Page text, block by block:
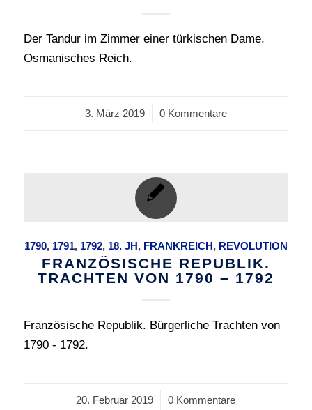
Der Tandur im Zimmer einer türkischen Dame.
Osmanisches Reich.
3. März 2019
/ 0 Kommentare
1790, 1791, 1792, 18. JH, FRANKREICH, REVOLUTION
FRANZÖSISCHE REPUBLIK.
TRACHTEN VON 1790 – 1792
Französische Republik. Bürgerliche Trachten von
1790 - 1792.
20. Februar 2019
/ 0 Kommentare